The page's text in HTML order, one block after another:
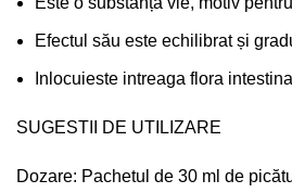
Efectul său este echilibrat și
Inlocuieste intreaga flora
SUGESTII DE UTILIZARE
Dozare: Pachetul de 30 ml de